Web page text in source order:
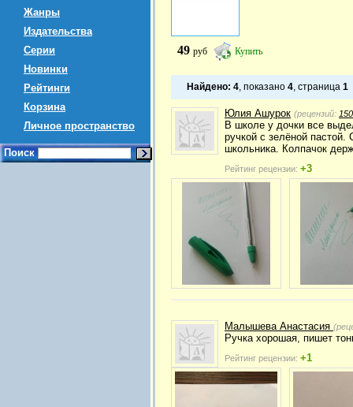
Жанры
Издательства
Серии
Новинки
Рейтинги
Корзина
Личное пространство
Поиск
49 руб Купить
Найдено: 4, показано 4, страница 1
Юлия Ашурок (рецензий: 150
В школе у дочки все
ручкой с зелёной
школьника. Колпачок
Рейтинг рецензии: +3
Малышева Анастасия
Ручка хорошая, пишет
Рейтинг рецензии: +1